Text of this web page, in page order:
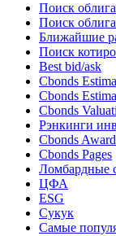
Поиск
Поиск
Ближайшие
Поиск
Best bid/ask
Cbonds
Cbonds
Cbonds
Рэнкинги
Cbonds
Cbonds Pages
Ломбардные
ЦФА
ESG
Сукук
Самые